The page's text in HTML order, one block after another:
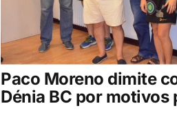
Paco Moreno dimite
Dénia BC por motivos